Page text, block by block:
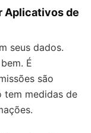
Aplicativos de
seus dados.
É
são
tem medidas de